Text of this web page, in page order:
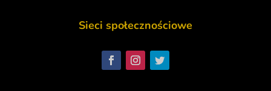
Sieci społecznościowe